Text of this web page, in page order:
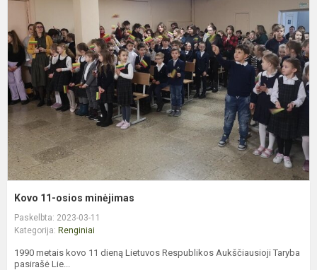
Kovo 11-osios minėjimas
Paskelbta: 2023-03-11
Kategorija: Renginiai
1990 metais kovo 11 dieną Lietuvos Respublikos Aukščiausioji Taryba
pasirašė Lie...